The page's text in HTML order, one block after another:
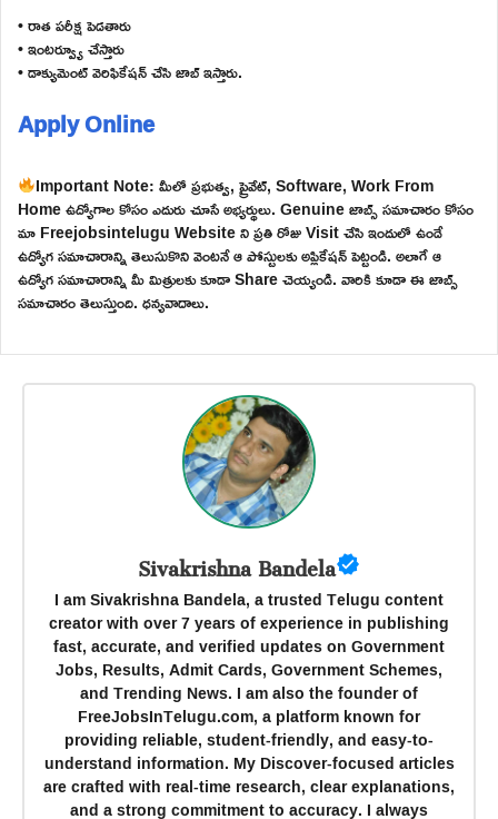
• రాత పరీక్ష పెడతారు
• ఇంటర్వ్యూ చేస్తారు
• డాక్యుమెంట్ వెరిఫికేషన్ చేసి జాబ్ ఇస్తారు.
Apply Online
Important Note: మీలో ప్రభుత్వ, ప్రైవేట్, Software, Work From
Home ఉద్యోగాల కోసం ఎదురు చూసే అభ్యర్థులు. Genuine జాబ్స్ సమాచారం కోసం
మా Freejobsintelugu Website ని ప్రతి రోజు Visit చేసి ఇందులో ఉండే
ఉద్యోగ సమాచారాన్ని తెలుసుకొని వెంటనే ఆ పోస్టులకు అప్లికేషన్ పెట్టండి. అలాగే ఆ
ఉద్యోగ సమాచారాన్ని మీ మిత్రులకు కూడా Share చెయ్యండి. వారికి కూడా ఈ జాబ్స్
సమాచారం తెలుస్తుంది. ధన్యవాదాలు.
Sivakrishna Bandela
I am Sivakrishna Bandela, a trusted Telugu content
creator with over 7 years of experience in publishing
fast, accurate, and verified updates on Government
Jobs, Results, Admit Cards, Government Schemes,
and Trending News. I am also the founder of
FreeJobsInTelugu.com, a platform known for
providing reliable, student-friendly, and easy-to-
understand information. My Discover-focused articles
are crafted with real-time research, clear explanations,
and a strong commitment to accuracy. I always